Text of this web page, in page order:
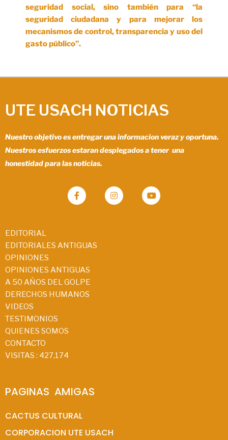
seguridad social, sino también para “la
seguridad ciudadana y para mejorar los
mecanismos de control, transparencia y uso del
gasto público”.
UTE USACH NOTICIAS
Nuestro objetivo es entregar una informacion veraz y oportuna.
Nuestros esfuerzos estaran desplegados a tener una
honestidad para las noticias.
EDITORIAL
EDITORIALES ANTIGUAS
OPINIONES
OPINIONES ANTIGUAS
A 50 AÑOS DEL GOLPE
DERECHOS HUMANOS
VIDEOS
TESTIMONIOS
QUIENES SOMOS
CONTACTO
VISITAS : 427,174
PAGINAS  AMIGAS
CACTUS CULTURAL
CORPORACION UTE USACH